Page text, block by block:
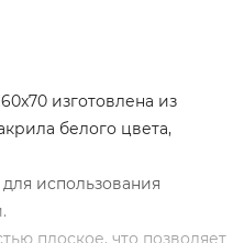
изготовлена из
белого цвета,
использования
плоское, что позволяет